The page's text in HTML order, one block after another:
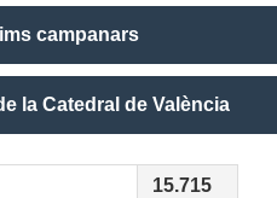
campanars
la Catedral de València
15.715